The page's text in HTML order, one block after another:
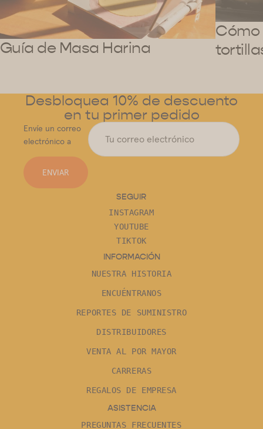
Guía de Masa Harina
Desbloquea 10% de descuento
en tu primer pedido
Envíe un correo
electrónico a
ENVIAR
SEGUIR
INSTAGRAM
YOUTUBE
TIKTOK
INFORMACIÓN
NUESTRA HISTORIA
ENCUÉNTRANOS
REPORTES DE SUMINISTRO
DISTRIBUIDORES
VENTA AL POR MAYOR
CARRERAS
REGALOS DE EMPRESA
ASISTENCIA
PREGUNTAS FRECUENTES